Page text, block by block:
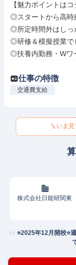
【魅力ポイントはコ
◎スタートから高時
◎所定時間外はしっ
◎研修＆模擬授業で
◎扶養内勤務・Wワ
仕事の特徴
交通費支給
いま見
株式会社日能研関東
⭐️2025年12月開校⭐️